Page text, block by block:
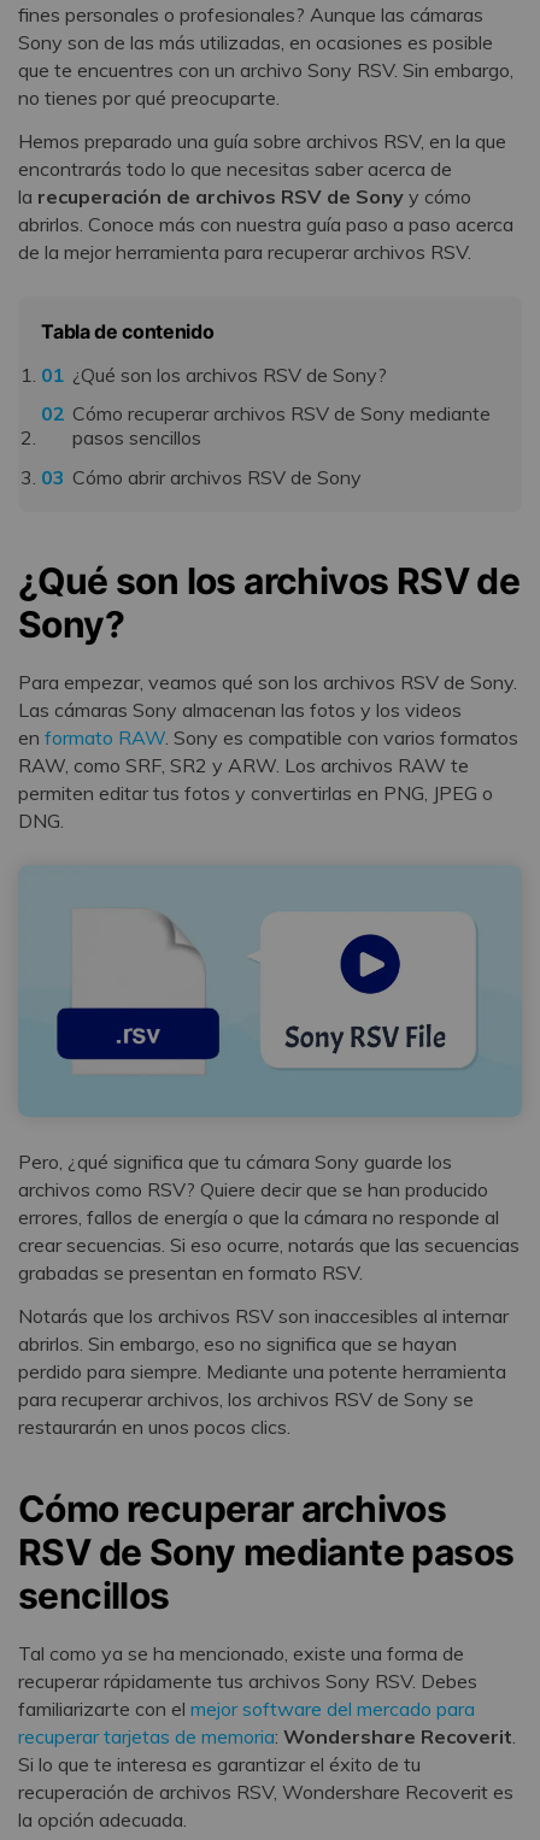
fines personales o profesionales? Aunque las cámaras
Sony son de las más utilizadas, en ocasiones es posible
que te encuentres con un archivo Sony RSV. Sin embargo,
no tienes por qué preocuparte.
Hemos preparado una guía sobre archivos RSV, en la que
encontrarás todo lo que necesitas saber acerca de
la recuperación de archivos RSV de Sony y cómo
abrirlos.󠀲󠀡󠀡󠀥󠀨󠀧󠀢󠀧󠀣󠀳󠀰 Conoce más con nuestra guía paso a paso acerca
de la mejor herramienta para recuperar archivos RSV.
Tabla de contenido
¿Qué son los archivos RSV de Sony?
Cómo recuperar archivos RSV de Sony mediante
pasos sencillos
Cómo abrir archivos RSV de Sony
¿Qué son los archivos RSV de
Sony?
Para empezar, veamos qué son los archivos RSV de Sony.
Las cámaras Sony almacenan las fotos y los videos
en formato RAW .󠀲󠀡󠀡󠀥󠀨󠀧󠀢󠀨󠀡󠀳󠀰 Sony es compatible con varios formatos
RAW, como SRF, SR2 y ARW. Los archivos RAW te
permiten editar tus fotos y convertirlas en PNG, JPEG o
DNG.
Pero, ¿qué significa que tu cámara Sony guarde los
archivos como RSV? Quiere decir que se han producido
errores, fallos de energía o que la cámara no responde al
crear secuencias. Si eso ocurre, notarás que las secuencias
grabadas se presentan en formato RSV.
Notarás que los archivos RSV son inaccesibles al internar
abrirlos. Sin embargo, eso no significa que se hayan
perdido para siempre. Mediante una potente herramienta
para recuperar archivos, los archivos RSV de Sony se
restaurarán en unos pocos clics.
Cómo recuperar archivos
RSV de Sony mediante pasos
sencillos
Tal como ya se ha mencionado, existe una forma de
recuperar rápidamente tus archivos Sony RSV. Debes
familiarizarte con el mejor software del mercado para
recuperar tarjetas de memoria: Wondershare Recoverit.
Si lo que te interesa es garantizar el éxito de tu
recuperación de archivos RSV, Wondershare Recoverit es
la opción adecuada.